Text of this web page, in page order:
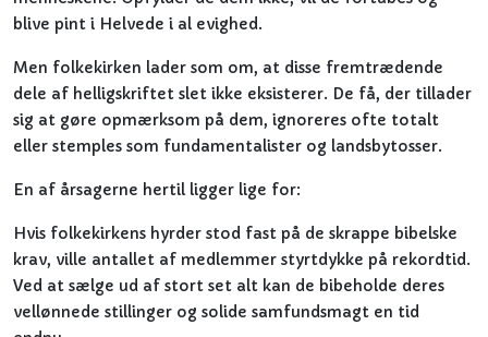
blive pint i Helvede i al evighed.
Men folkekirken lader som om, at disse fremtrædende
dele af helligskriftet slet ikke eksisterer. De få, der tillader
sig at gøre opmærksom på dem, ignoreres ofte totalt
eller stemples som fundamentalister og landsbytosser.
En af årsagerne hertil ligger lige for:
Hvis folkekirkens hyrder stod fast på de skrappe bibelske
krav, ville antallet af medlemmer styrtdykke på rekordtid.
Ved at sælge ud af stort set alt kan de bibeholde deres
vellønnede stillinger og solide samfundsmagt en tid